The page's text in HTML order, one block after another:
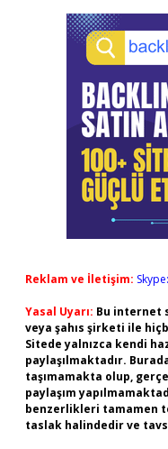
Reklam ve İletişim:
Yasal Uyarı: Bu internet
veya şahıs şirketi ile
Sitede yalnızca kendi
paylaşılmaktadır.
taşımamakta olup,
paylaşım
benzerlikleri tamamen
taslak halindedir ve